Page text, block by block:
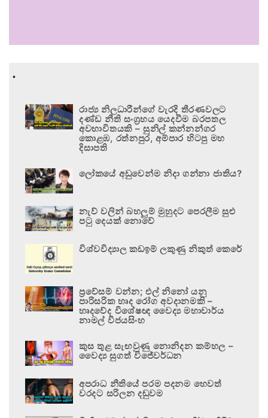
.
රාජ්‍ය නිලධාරීන්ගේ වැරදි තීරණවලට
දණ්ඩ නීති සංග්‍රහය යෙදවීම බරපතල
අවභාවිතයකි – සුනිල් කන්නන්ගර
කොළඹ, රත්නපුර, අම්පාර හිටපු මහ
දිසාපති
ලෝකයේ අඩුවෙන්ම නිදා ගන්නා ජාතිය?
නැව් වලින් බහලුම් මුහුදට පෙරලීම සුළු
පටු දෙයක් නොවේ
විශ්වවිද්‍යාල කඩඉම් ලකුණු නිකුත් කෙරේ
ප්‍රවේසම් වන්න; එල් නිනෝ යනු
පාරිසරික හෘද රෝග අවදානමකි –
හෘදවේද විශේෂඥ වෛද්‍ය මහාචාර්ය
නාමල් විජයසිංහ
කුස තුළ සැඟවුණු නොනිදන කම්හල –
වෛද්‍ය සුගත් විජේවර්ධන
අපරාධ නීතියේ පරම පදනම හෙවත්
වරදට සරිලන දඬුවම